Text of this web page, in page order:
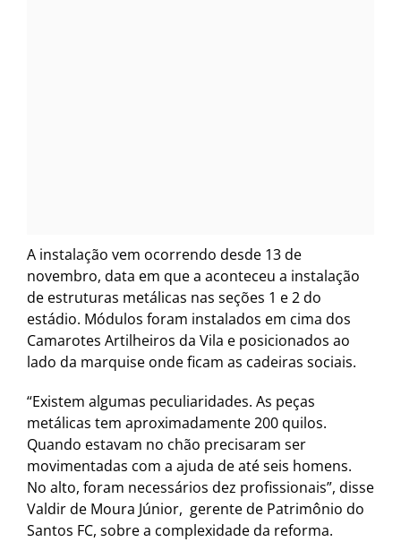
A instalação vem ocorrendo desde 13 de
novembro, data em que a aconteceu a instalação
de estruturas metálicas nas seções 1 e 2 do
estádio. Módulos foram instalados em cima dos
Camarotes Artilheiros da Vila e posicionados ao
lado da marquise onde ficam as cadeiras sociais.
“Existem algumas peculiaridades. As peças
metálicas tem aproximadamente 200 quilos.
Quando estavam no chão precisaram ser
movimentadas com a ajuda de até seis homens.
No alto, foram necessários dez profissionais”, disse
Valdir de Moura Júnior, gerente de Patrimônio do
Santos FC, sobre a complexidade da reforma.